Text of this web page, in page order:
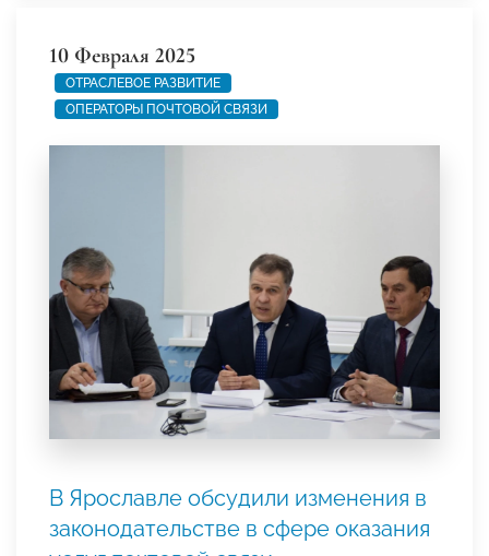
10 Февраля 2025
ОТРАСЛЕВОЕ РАЗВИТИЕ
ОПЕРАТОРЫ ПОЧТОВОЙ СВЯЗИ
В Ярославле обсудили изменения в
законодательстве в сфере оказания